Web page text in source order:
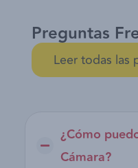
Preguntas
Leer todas las
¿Cómo
Cámara?